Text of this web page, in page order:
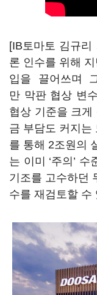
[IB토마토 김규리
론 인수를 위해
입을 끌어쓰며
만 막판 협상 변
협상 기준을 크
금 부담도 커지는
를 통해 2조원의
는 이미 ‘주의’
기조를 고수하던
수를 재검토할 수